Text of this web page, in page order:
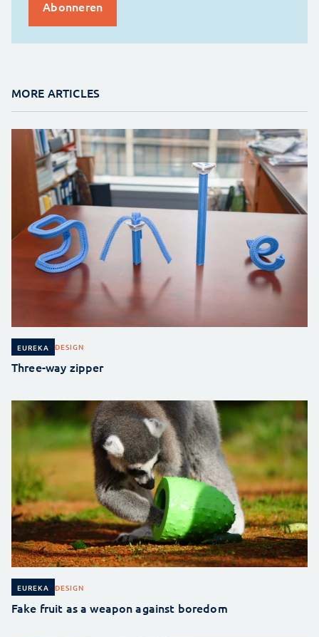
MORE ARTICLES
EUREKA DESIGN
Three-way zipper
EUREKA DESIGN
Fake fruit as a weapon against boredom